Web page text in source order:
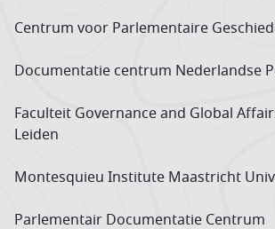
Centrum voor Parlementaire
Documentatie centrum Neder­landse
Faculteit Governance and Global
Leiden
Montesquieu Institute Maastricht
Parlementair Documentatie Centrum